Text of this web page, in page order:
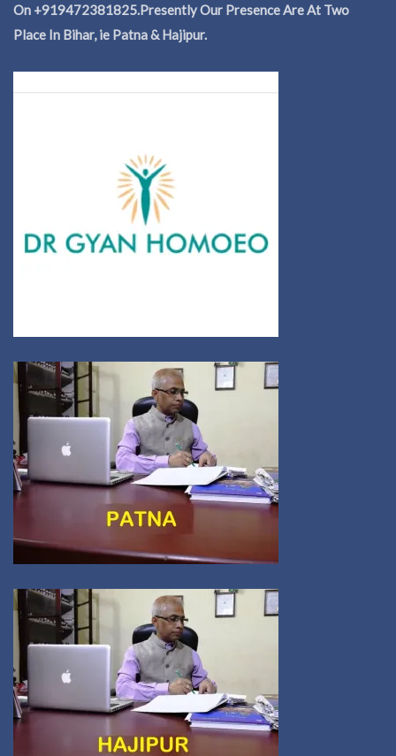
On +919472381825.Presently Our Presence Are At Two
Place In Bihar, ie Patna & Hajipur.